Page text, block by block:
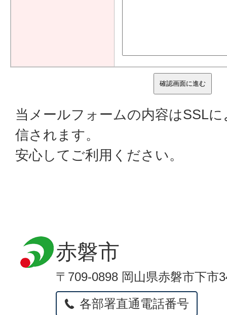
当メールフォームの内容はSSL
信されます。
安心してご利用ください。
赤磐市
〒709-0898 岡山県赤磐市下市
各部署直通電話番号